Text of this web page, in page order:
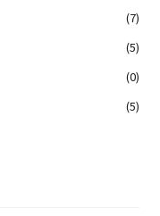
(7)
(5)
(0)
(5)